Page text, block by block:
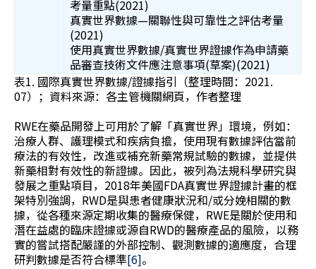
考量重點(2021)
真實世界數據—關聯性與可靠性之評估考量
(2021)
使用真實世界數據/真實世界證據作為申請藥
品審查技術文件應注意事項(草案)(2021)
表1. 國際真實世界數據/證據指引（整理時間：2021.
07）；資料來源：各主管機關網頁，作者整理
RWE在藥品開發上可用於了解「真實世界」環境，例如：
治療人群、護理模式和疾病負擔，使用現有數據評估當前
療法的有效性，改進或補充新藥常規試驗的數據，並提供
新藥相對有效性的新證據。因此，被列為法規科學研究與
發展之重點項目，2018年美國FDA真實世界證據計畫的框
架特別強調，RWD是與患者健康狀況和/或分娩相關的數
據，從各種來源定期收集的醫療保健，RWE是關於使用和
潛在益處的臨床證據或源自RWD的醫療產品的風險，以務
實的嘗試搭配嚴謹的外部控制、觀測數據的適應度，合理
研判數據是否符合標準[6]。